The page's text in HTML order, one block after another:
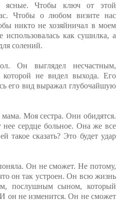
ясные. Чтобы ключ от этой
Чтобы о любом визите нас
никто не хозяйничал в моем
как сушилка, а
солений.
Он выглядел несчастным,
не видел выхода. Его
его вид выражал глубочайшую
Моя сестра. Они обидятся.
сердце больное. Она же все
такое сказать? Это будет удар
Он не сможет. Не потому,
он так устроен. Он всю жизнь
послушным сыном, который
он не изменится. Он не сможет